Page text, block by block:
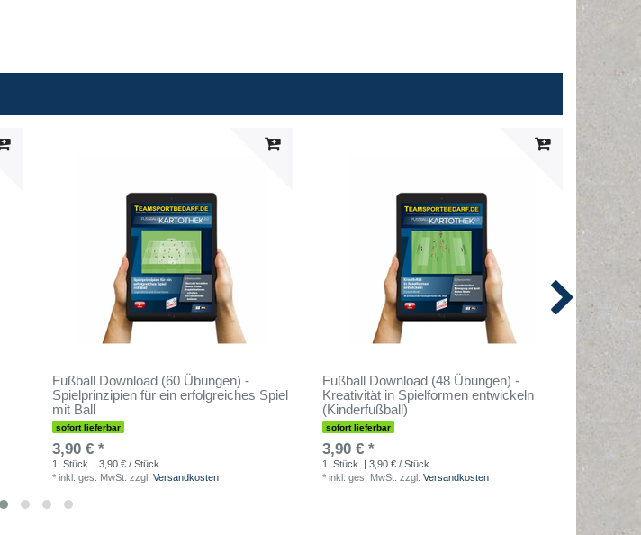
Fußball Download (60 Übungen) -
Spielprinzipien für ein erfolgreiches Spiel
mit Ball
sofort lieferbar
3,90 € *
1 Stück
| 3,90 € / Stück
* inkl. ges. MwSt. zzgl. Versandkosten
Fußball Download (48 Übungen) -
Kreativität in Spielformen entwickeln
(Kinderfußball)
sofort lieferbar
3,90 € *
1 Stück
| 3,90 € / Stück
* inkl. ges. MwSt. zzgl. Versandkosten
sofort